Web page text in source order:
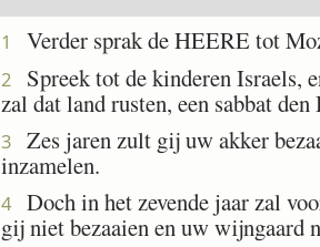
1 Verder sprak de HEERE tot
2
Spreek tot de kinderen Israels,
zal dat land rusten, een sabbat
3
Zes jaren zult gij uw akker
inzamelen.
4
Doch in het zevende jaar zal
gij niet bezaaien en uw wijngaard